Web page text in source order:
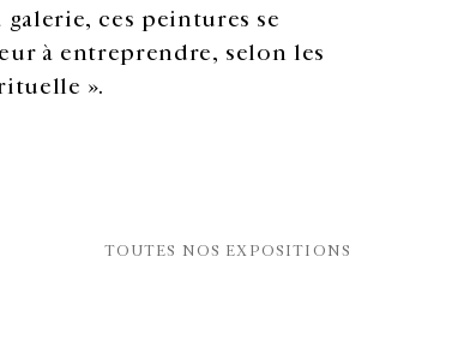
galerie, ces peintures se
à entreprendre, selon les
».
TOUTES NOS EXPOSITIONS